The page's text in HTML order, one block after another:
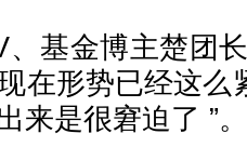
基金博主楚团
在形势已经这么
来是很窘迫了 ”。